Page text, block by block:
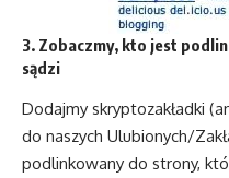
3. Zobaczmy, kto jest
sądzi
Dodajmy skryptozakładki
do naszych Ulubionych/
podlinkowany do strony,